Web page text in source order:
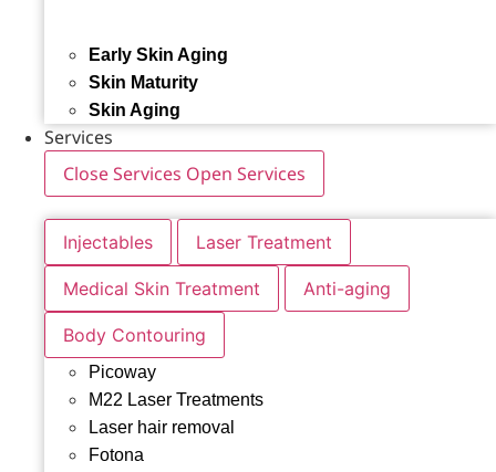
Early Skin Aging
Skin Maturity
Skin Aging
Services
Close Services Open Services
Injectables Laser Treatment
Medical Skin Treatment Anti-aging
Body Contouring
Picoway
M22 Laser Treatments
Laser hair removal
Fotona